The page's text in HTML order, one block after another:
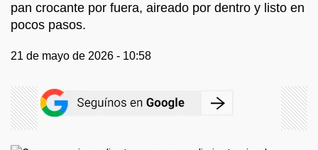
pan crocante por fuera, aireado por dentro y listo en
pocos pasos.
21 de mayo de 2026 - 10:58